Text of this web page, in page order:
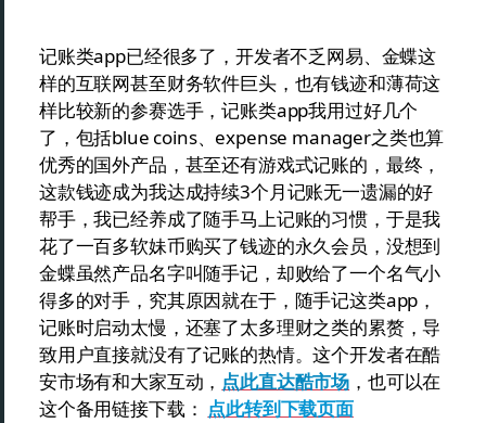
记账类app已经很多了，开发者不乏网易、金蝶这
样的互联网甚至财务软件巨头，也有钱迹和薄荷这
样比较新的参赛选手，记账类app我用过好几个
了，包括blue coins、expense manager之类也算
优秀的国外产品，甚至还有游戏式记账的，最终，
这款钱迹成为我达成持续3个月记账无一遗漏的好
帮手，我已经养成了随手马上记账的习惯，于是我
花了一百多软妹币购买了钱迹的永久会员，没想到
金蝶虽然产品名字叫随手记，却败给了一个名气小
得多的对手，究其原因就在于，随手记这类app，
记账时启动太慢，还塞了太多理财之类的累赘，导
致用户直接就没有了记账的热情。这个开发者在酷
安市场有和大家互动， 点此直达酷市场 ，也可以在
这个备用链接下载： 点此转到下载页面